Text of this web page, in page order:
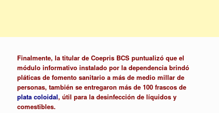
Finalmente, la titular de Coepris BCS puntualizó que el
módulo informativo instalado por la dependencia brindó
pláticas de fomento sanitario a más de medio millar de
personas, también se entregaron más de 100 frascos de
plata coloidal, útil para la desinfección de líquidos y
comestibles.